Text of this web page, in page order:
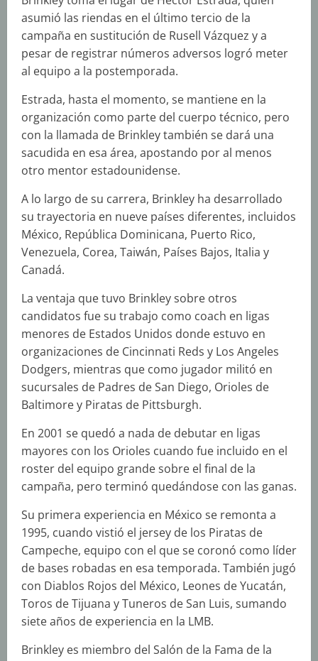
asumió las riendas en el último tercio de la
campaña en sustitución de Rusell Vázquez y a
pesar de registrar números adversos logró meter
al equipo a la postemporada.
Estrada, hasta el momento, se mantiene en la
organización como parte del cuerpo técnico, pero
con la llamada de Brinkley también se dará una
sacudida en esa área, apostando por al menos
otro mentor estadounidense.
A lo largo de su carrera, Brinkley ha desarrollado
su trayectoria en nueve países diferentes, incluidos
México, República Dominicana, Puerto Rico,
Venezuela, Corea, Taiwán, Países Bajos, Italia y
Canadá.
La ventaja que tuvo Brinkley sobre otros
candidatos fue su trabajo como coach en ligas
menores de Estados Unidos donde estuvo en
organizaciones de Cincinnati Reds y Los Angeles
Dodgers, mientras que como jugador militó en
sucursales de Padres de San Diego, Orioles de
Baltimore y Piratas de Pittsburgh.
En 2001 se quedó a nada de debutar en ligas
mayores con los Orioles cuando fue incluido en el
roster del equipo grande sobre el final de la
campaña, pero terminó quedándose con las ganas.
Su primera experiencia en México se remonta a
1995, cuando vistió el jersey de los Piratas de
Campeche, equipo con el que se coronó como líder
de bases robadas en esa temporada. También jugó
con Diablos Rojos del México, Leones de Yucatán,
Toros de Tijuana y Tuneros de San Luis, sumando
siete años de experiencia en la LMB.
Brinkley es miembro del Salón de la Fama de la